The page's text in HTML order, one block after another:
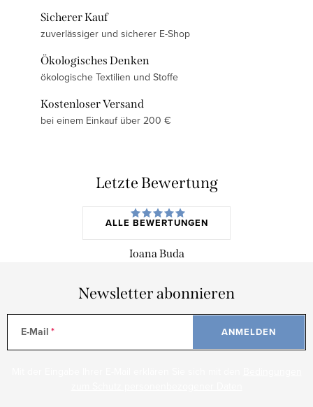
Sicherer Kauf
zuverlässiger und sicherer E-Shop
Ökologisches Denken
ökologische Textilien und Stoffe
Kostenloser Versand
bei einem Einkauf über 200 €
Letzte Bewertung
ALLE BEWERTUNGEN
Ioana Buda
Newsletter abonnieren
E-Mail ANMELDEN